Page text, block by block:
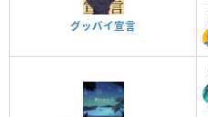
グッバイ宣言